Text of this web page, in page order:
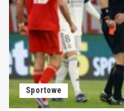
Sportowe